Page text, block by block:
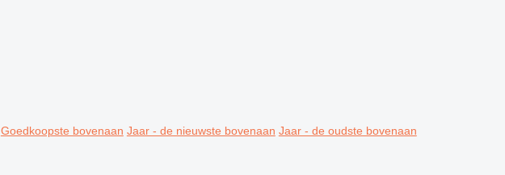
Goedkoopste bovenaan Jaar - de nieuwste bovenaan Jaar - de oudste bovenaan